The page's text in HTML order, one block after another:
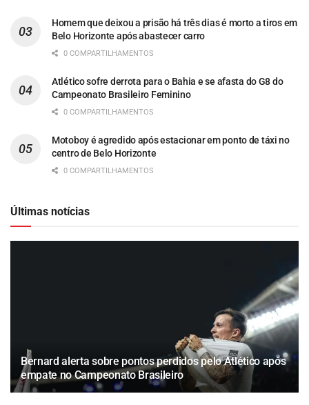
Homem que deixou a prisão há três dias é morto a tiros em
Belo Horizonte após abastecer carro
0 COMPARTILHAMENTOS
Atlético sofre derrota para o Bahia e se afasta do G8 do
Campeonato Brasileiro Feminino
0 COMPARTILHAMENTOS
Motoboy é agredido após estacionar em ponto de táxi no
centro de Belo Horizonte
0 COMPARTILHAMENTOS
Últimas notícias
Bernard alerta sobre pontos perdidos pelo Atlético após
empate no Campeonato Brasileiro